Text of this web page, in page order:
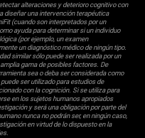
alteraciones y deterioro cognitivo con
diseñar una intervención terapéutica
(cuando son interpretados por un
ayuda para determinar si un individuo
(por ejemplo, un examen
un diagnóstico médico de ningún tipo.
similar sólo puede ser realizada por un
gama de posibles factores. De
sea o deba ser considerada como
ser utilizado para estudios de
con la cognición. Si se utiliza para
en los sujetos humanos apropiados
y será una obligación por parte del
nunca no podrán ser, en ningún caso,
en virtud de lo dispuesto en la